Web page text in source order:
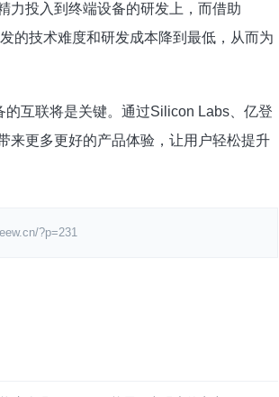
力投入到终端设备的研发上，而借助
的技术难度和研发成本降到最低，从而为
互联将是关键。通过Silicon Labs、亿登
来更多更好的产品体验，让用户轻松提升
?p=231